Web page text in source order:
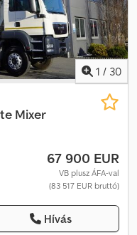
(Román nyelven minden
a szükséges
szám: 1903
1 / 30
Mixer
67 900 EUR
VB plusz ÁFA-val
(83 517 EUR bruttó)
Hívás